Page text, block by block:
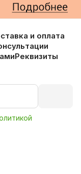
и оплата
Реквизиты